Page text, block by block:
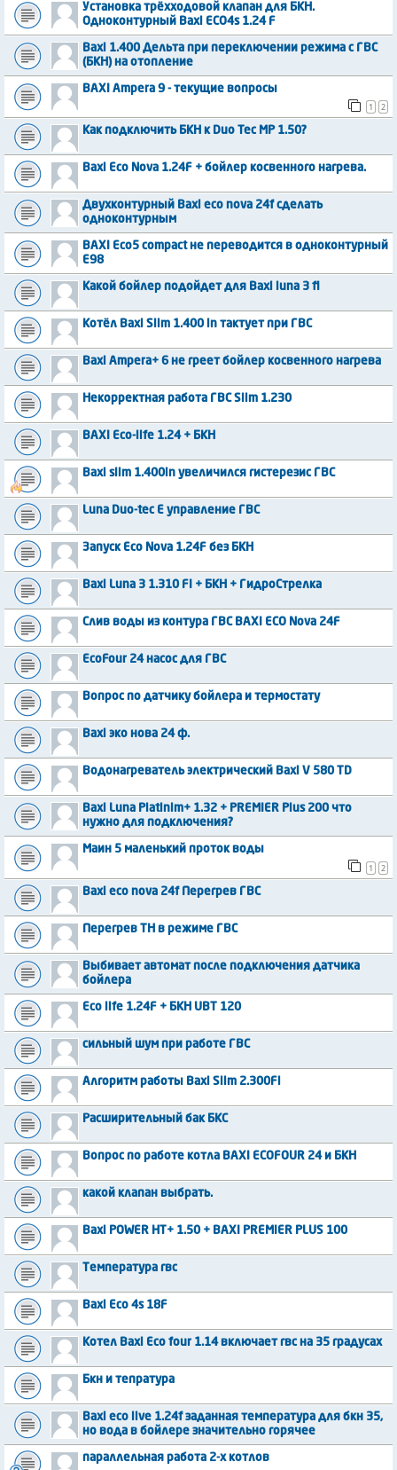
Установка трёхходовой клапан для БКН.
Одноконтурный Baxi ECO4s 1.24 F
Baxi 1.400 Дельта при переключении режима с ГВС
(БКН) на отопление
BAXI Ampera 9 - текущие вопросы
1
2
Как подключить БКН к Duo Tec MP 1.50?
Baxi Eco Nova 1.24F + бойлер косвенного нагрева.
Двухконтурный Baxi eco nova 24f сделать
одноконтурным
BAXI Eco5 compact не переводится в одноконтурный
E98
Какой бойлер подойдет для Baxi luna 3 fi
Котёл Baxi Slim 1.400 in тактует при ГВС
Baxi Ampera+ 6 не греет бойлер косвенного нагрева
Некорректная работа ГВС Slim 1.230
BAXI Eco-life 1.24 + БКН
Baxi slim 1.400in увеличился гистерезис ГВС
Luna Duo-tec E управление ГВС
Запуск Eco Nova 1.24F без БКН
Baxi Luna 3 1.310 FI + БКН + ГидроСтрелка
Слив воды из контура ГВС BAXI ECO Nova 24F
EcoFour 24 насос для ГВС
Вопрос по датчику бойлера и термостату
Baxi эко нова 24 ф.
Водонагреватель электрический Baxi V 580 TD
Baxi Luna Platinim+ 1.32 + PREMIER Plus 200 что
нужно для подключения?
Маин 5 маленький проток воды
1
2
Baxi eco nova 24f Перегрев ГВС
Перегрев ТН в режиме ГВС
Выбивает автомат после подключения датчика
бойлера
Eco life 1.24F + БКН UBT 120
сильный шум при работе ГВС
Алгоритм работы Baxi Slim 2.300Fi
Расширительный бак БКС
Вопрос по работе котла BAXI ECOFOUR 24 и БКН
какой клапан выбрать.
Baxi POWER HT+ 1.50 + BAXI PREMIER PLUS 100
Температура гвс
Baxi Eco 4s 18F
Котел Baxi Eco four 1.14 включает гвс на 35 градусах
Бкн и тепратура
Baxi eco live 1.24f заданная температура для бкн 35,
но вода в бойлере значительно горячее
параллельная работа 2-х котлов